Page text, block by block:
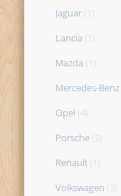
Jaguar (1)
Lancia (1)
Mazda (1)
Mercedes-Benz
Opel (4)
Porsche (5)
Renault (1)
Volkswagen (3)